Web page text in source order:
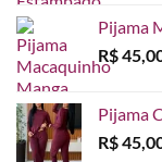
Pijama
R$
Pijama
R$